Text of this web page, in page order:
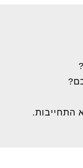
התחייבות.